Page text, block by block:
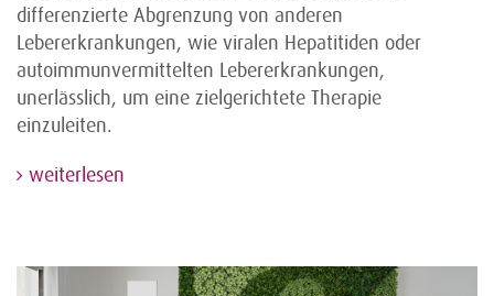
differenzierte Abgrenzung von anderen
Lebererkrankungen, wie viralen Hepatitiden oder
autoimmunvermittelten Lebererkrankungen,
unerlässlich, um eine zielgerichtete Therapie
einzuleiten.
weiterlesen